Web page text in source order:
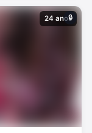
24 anos
🔒